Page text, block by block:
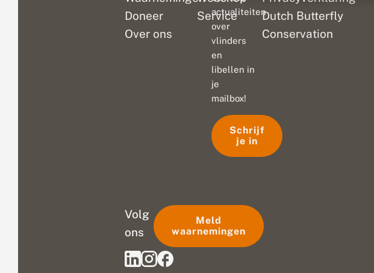
Doneer
Over ons
Service
Dutch Butterfly
Conservation
actualiteiten
over
vlinders
en
libellen in
je
mailbox!
Schrijf
je in
Volg
ons
Meld
waarnemingen